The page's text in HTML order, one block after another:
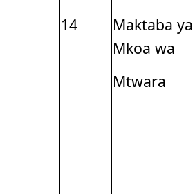
14
Maktaba ya
Mkoa wa
Mtwara